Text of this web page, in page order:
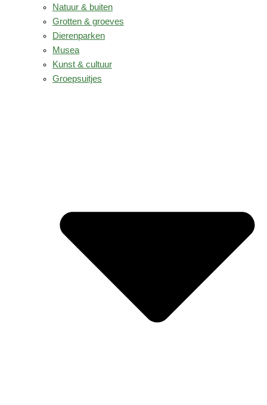
Natuur & buiten
Grotten & groeves
Dierenparken
Musea
Kunst & cultuur
Groepsuitjes